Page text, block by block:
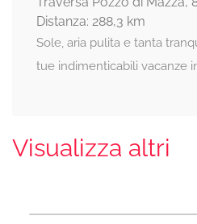
Distanza: 288,3 km
Sole, aria pulita e tanta
tue indimenticabili vacanze
Visualizza altri